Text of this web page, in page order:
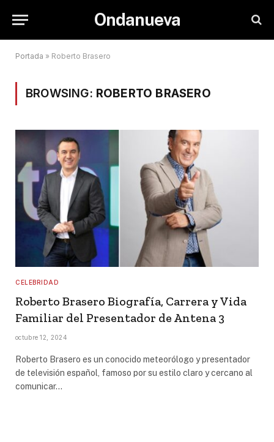
Ondanueva
Portada » Roberto Brasero
BROWSING: ROBERTO BRASERO
CELEBRIDAD
Roberto Brasero Biografía, Carrera y Vida
Familiar del Presentador de Antena 3
octubre 12, 2024
Roberto Brasero es un conocido meteorólogo y presentador
de televisión español, famoso por su estilo claro y cercano al
comunicar…